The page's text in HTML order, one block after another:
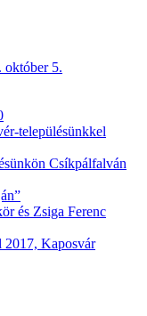
október 5.
településünkkel
Csíkpálfalván
és Zsiga Ferenc
2017, Kaposvár